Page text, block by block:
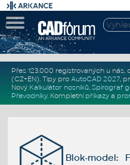
Přes 123.000 registrovaných u nás,
(CZ+EN). Tipy pro AutoCAD 2027,
Nový Kalkulátor nosníků, Spirograf
Převodníky. Kompletní příkazya
Blok-model: